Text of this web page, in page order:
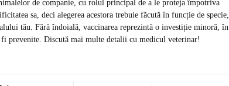
de companie, cu rolul principal de a le proteja împotriva
sa, deci alegerea acestora trebuie făcută în funcție de specie,
tău. Fără îndoială, vaccinarea reprezintă o investiție minoră, în
prevenite. Discută mai multe detalii cu medicul veterinar!